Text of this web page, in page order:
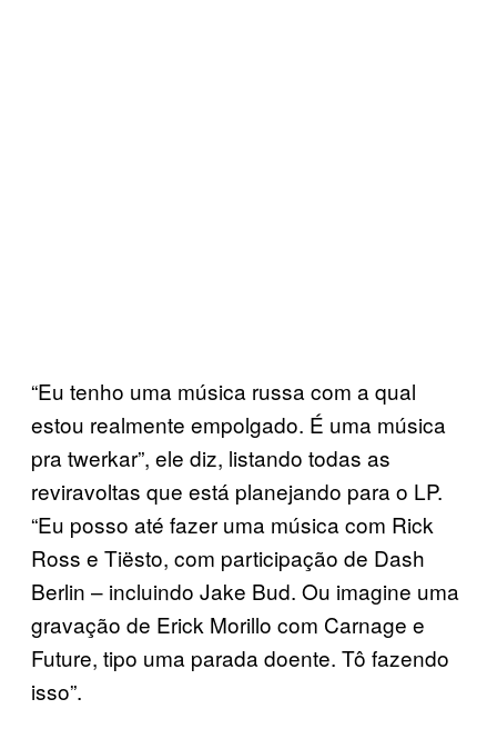
“Eu tenho uma música russa com a qual
estou realmente empolgado. É uma música
pra twerkar”, ele diz, listando todas as
reviravoltas que está planejando para o LP.
“Eu posso até fazer uma música com Rick
Ross e Tiësto, com participação de Dash
Berlin – incluindo Jake Bud. Ou imagine uma
gravação de Erick Morillo com Carnage e
Future, tipo uma parada doente. Tô fazendo
isso”.